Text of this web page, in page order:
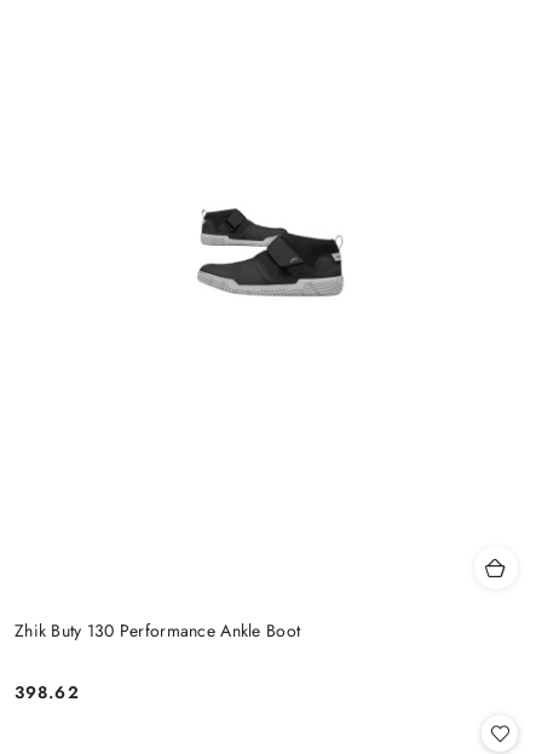
Zhik Buty 130 Performance Ankle Boot
Cena:
398.62